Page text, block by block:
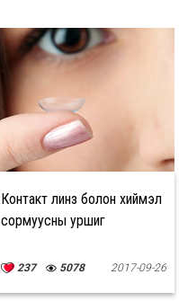
Контакт линз болон хиймэл
сормуусны уршиг
237 5078 2017-09-26